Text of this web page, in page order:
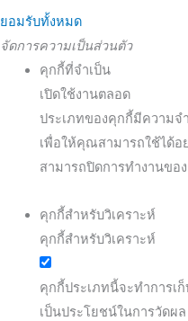
ยอมรับทั้งหมด
จัดการความเป็นส่วนตัว
คุกกี้ที่จำเป็น
เปิดใช้งานตลอด
ประเภทของคุกกี้มีความจ
เพื่อให้คุณสามารถใช้ได้อ
สามารถปิดการทำงานขอ
คุกกี้สำหรับวิเคราะห์
คุกกี้สำหรับวิเคราะห์
คุกกี้ประเภทนี้จะทำการเ
เป็นประโยชน์ในการวัด